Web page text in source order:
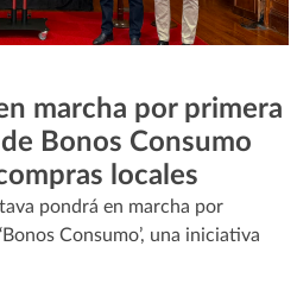
marcha por primera
Bonos Consumo
locales
pondrá en marcha por
Consumo’, una iniciativa